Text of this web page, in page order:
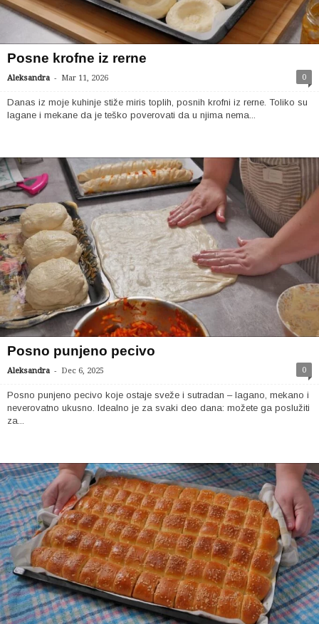
Posne krofne iz rerne
Aleksandra - Mar 11, 2026 0
Danas iz moje kuhinje stiže miris toplih, posnih krofni iz rerne. Toliko su
lagane i mekane da je teško poverovati da u njima nema...
Posno punjeno pecivo
Aleksandra - Dec 6, 2025 0
Posno punjeno pecivo koje ostaje sveže i sutradan – lagano, mekano i
neverovatno ukusno. Idealno je za svaki deo dana: možete ga poslužiti
za...